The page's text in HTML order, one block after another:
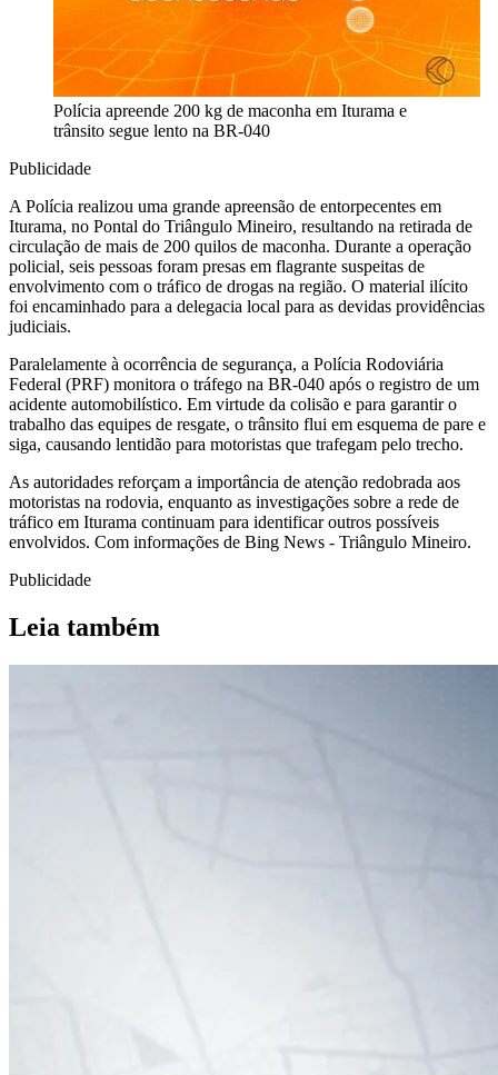
Polícia apreende 200 kg de maconha em Iturama e
trânsito segue lento na BR-040
Publicidade
A Polícia realizou uma grande apreensão de entorpecentes em
Iturama, no Pontal do Triângulo Mineiro, resultando na retirada de
circulação de mais de 200 quilos de maconha. Durante a operação
policial, seis pessoas foram presas em flagrante suspeitas de
envolvimento com o tráfico de drogas na região. O material ilícito
foi encaminhado para a delegacia local para as devidas providências
judiciais.
Paralelamente à ocorrência de segurança, a Polícia Rodoviária
Federal (PRF) monitora o tráfego na BR-040 após o registro de um
acidente automobilístico. Em virtude da colisão e para garantir o
trabalho das equipes de resgate, o trânsito flui em esquema de pare e
siga, causando lentidão para motoristas que trafegam pelo trecho.
As autoridades reforçam a importância de atenção redobrada aos
motoristas na rodovia, enquanto as investigações sobre a rede de
tráfico em Iturama continuam para identificar outros possíveis
envolvidos. Com informações de Bing News - Triângulo Mineiro.
Publicidade
Leia também